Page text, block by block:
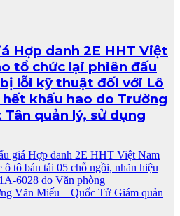
Hợp danh 2E HHT Việt
tổ chức lại phiên đấu
lỗi kỹ thuật đối với Lô
khấu hao do Trường
quản lý, sử dụng